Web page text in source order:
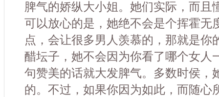
脾气的娇纵大小姐。她们实际，而且
可以放心的是，她绝不会是个挥霍无
点，会让很多男人羡慕的，那就是你
醋坛子，她不会因为你看了哪个女人
句赞美的话就大发脾气。多数时侯，
的。不过，如果你因为如此，而随心